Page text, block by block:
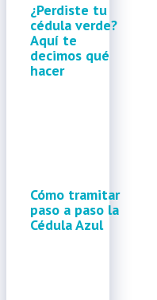
¿Perdiste tu
cédula verde?
Aquí te
decimos qué
hacer
Cómo tramitar
paso a paso la
Cédula Azul